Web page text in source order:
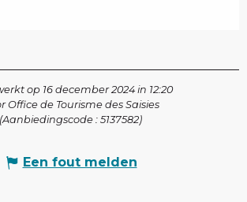
op 16 december 2024 in 12:20
Office de Tourisme des Saisies
(Aanbiedingscode : 5137582)
Een fout melden